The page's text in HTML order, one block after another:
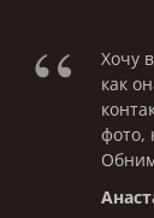
“
Хочу
как
фото,